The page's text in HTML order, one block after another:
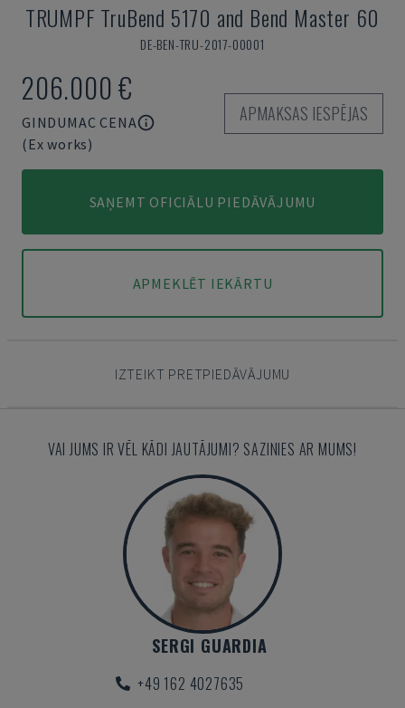
TRUMPF TruBend 5170 and Bend Master 60
DE-BEN-TRU-2017-00001
206.000 €
GINDUMAC CENA
(Ex works)
APMAKSAS IESPĒJAS
SAŅEMT OFICIĀLU PIEDĀVĀJUMU
APMEKLĒT IEKĀRTU
IZTEIKT PRETPIEDĀVĀJUMU
VAI JUMS IR VĒL KĀDI JAUTĀJUMI? SAZINIES AR MUMS!
SERGI GUARDIA
+49 162 4027635